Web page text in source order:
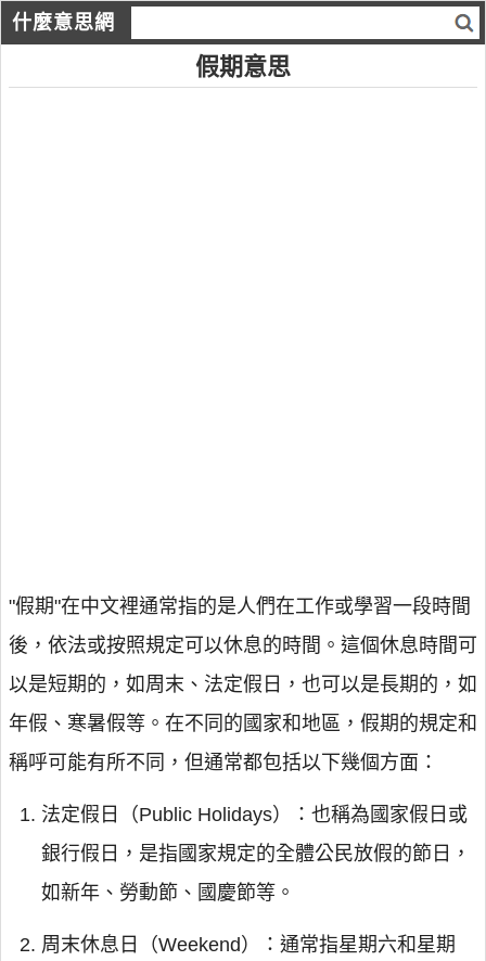
什麼意思網
假期意思
"假期"在中文裡通常指的是人們在工作或學習一段時間
後，依法或按照規定可以休息的時間。這個休息時間可
以是短期的，如周末、法定假日，也可以是長期的，如
年假、寒暑假等。在不同的國家和地區，假期的規定和
稱呼可能有所不同，但通常都包括以下幾個方面：
法定假日（Public Holidays）：也稱為國家假日或
銀行假日，是指國家規定的全體公民放假的節日，
如新年、勞動節、國慶節等。
周末休息日（Weekend）：通常指星期六和星期